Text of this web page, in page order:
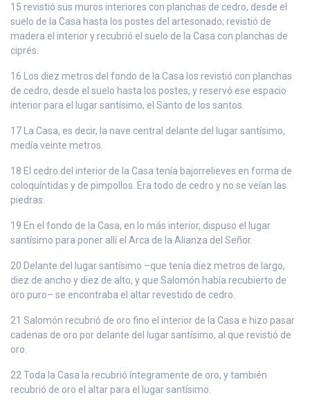
15 revistió sus muros interiores con planchas de cedro, desde el
suelo de la Casa hasta los postes del artesonado; revistió de
madera el interior y recubrió el suelo de la Casa con planchas de
ciprés.
16 Los diez metros del fondo de la Casa los revistió con planchas
de cedro, desde el suelo hasta los postes, y reservó ese espacio
interior para el lugar santísimo, el Santo de los santos.
17 La Casa, es decir, la nave central delante del lugar santísimo,
medía veinte metros.
18 El cedro del interior de la Casa tenía bajorrelieves en forma de
coloquíntidas y de pimpollos. Era todo de cedro y no se veían las
piedras.
19 En el fondo de la Casa, en lo más interior, dispuso el lugar
santísimo para poner allí el Arca de la Alianza del Señor.
20 Delante del lugar santísimo –que tenía diez metros de largo,
diez de ancho y diez de alto, y que Salomón había recubierto de
oro puro– se encontraba el altar revestido de cedro.
21 Salomón recubrió de oro fino el interior de la Casa e hizo pasar
cadenas de oro por delante del lugar santísimo, al que revistió de
oro.
22 Toda la Casa la recubrió íntegramente de oro, y también
recubrió de oro el altar para el lugar santísimo.